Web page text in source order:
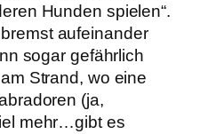
Hunden spielen“.
aufeinander
sogar gefährlich
Strand, wo eine
(ja,
mehr…gibt es